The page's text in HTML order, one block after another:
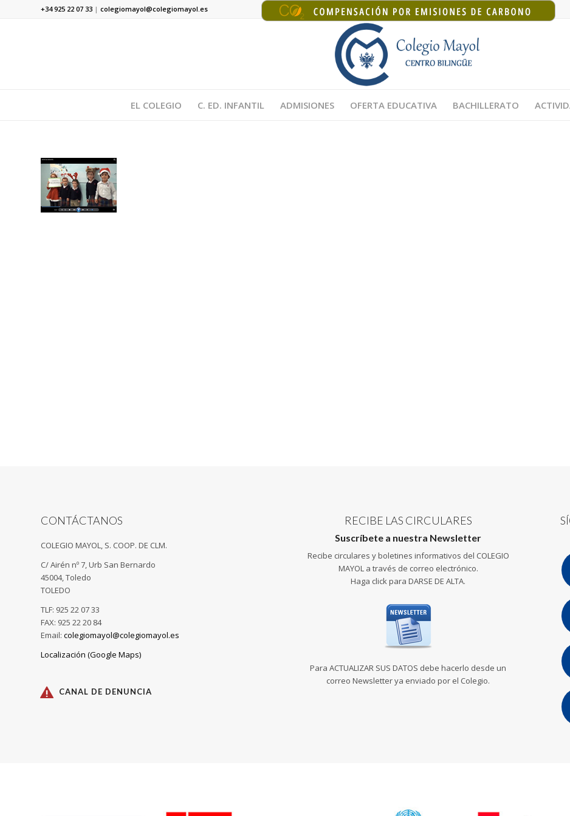
+34 925 22 07 33 | colegiomayol@colegiomayol.es
EL COLEGIO C. ED. INFANTIL ADMISIONES OFERTA EDUCATIVA BACHILLERATO
CONTÁCTANOS
COLEGIO MAYOL, S. COOP. DE CLM.
C/ Airén nº 7, Urb San Bernardo
45004, Toledo
TOLEDO
TLF: 925 22 07 33
FAX: 925 22 20 84
Email: colegiomayol@colegiomayol.es
Localización (Google Maps)
CANAL DE DENUNCIA
RECIBE LAS CIRCULARES
Suscríbete a nuestra Newsletter
Recibe circulares y boletines informativos del COLEGIO
MAYOL a través de correo electrónico.
Haga click para DARSE DE ALTA.
Para ACTUALIZAR SUS DATOS debe hacerlo desde un
correo Newsletter ya enviado por el Colegio.